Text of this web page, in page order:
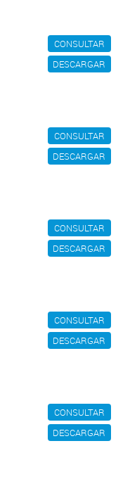
CONSULTAR
DESCARGAR
CONSULTAR
DESCARGAR
CONSULTAR
DESCARGAR
CONSULTAR
DESCARGAR
CONSULTAR
DESCARGAR